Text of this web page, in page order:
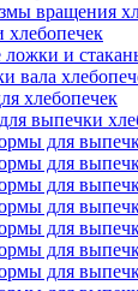
вращения
хлебопечек
и
вала
хлебопечек
выпечки
для
для
для
для
для
для
для